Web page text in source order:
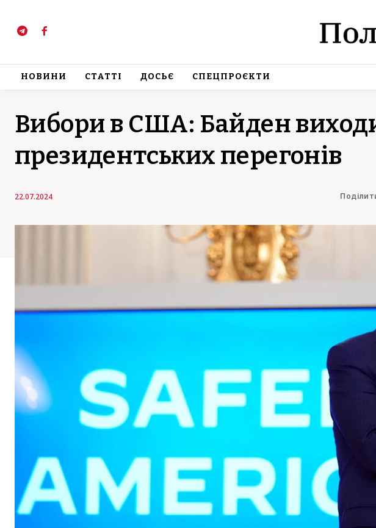
НОВИНИ СТАТТІ ДОСЬЄ СПЕЦПРОЄКТИ
Вибори в США: Байден
президентських перегонів
22.07.2024